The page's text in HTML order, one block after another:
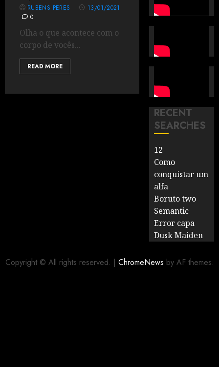
RUBENS PERES
13/01/2021
0
Olha o que acontece com o
corpo de vocês...
READ MORE
RECENT
SEARCHES
12
Como
conquistar um
alfa
Boruto two
Semantic
Error capa
Dusk Maiden
Copyright © All rights reserved. | ChromeNews by AF themes.